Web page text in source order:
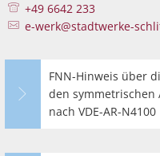
+49 6642 233
e-werk@stadtwerke-
FNN-Hinweis über
den symmetrischen
nach VDE-AR-N4100